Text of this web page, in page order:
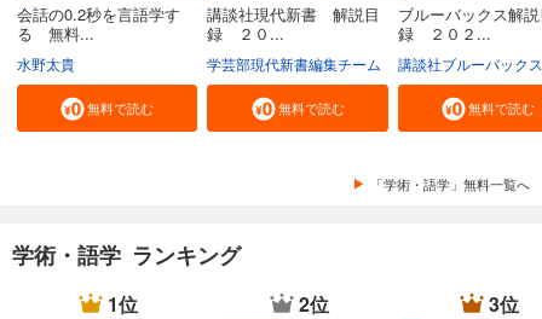
会話の0.2秒を言語学す
る 無料...
水野太貴
無料で読む
講談社現代新書 解説目
録 ２０...
学芸部現代新書編集チーム
無料で読む
ブルーバックス解
録 ２０２...
講談社ブルーバックス
無料で読む
「学術・語学」無料一覧へ
学術・語学 ランキング
1位 2位 3位